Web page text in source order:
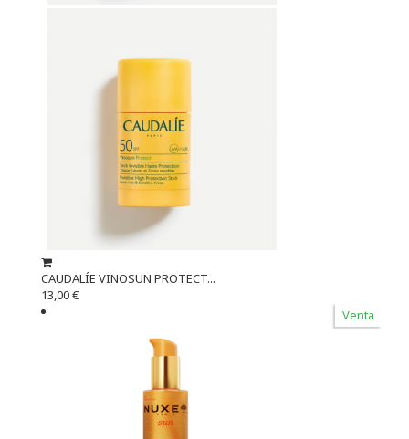
CAUDALÍE VINOSUN PROTECT...
13,00 €
Venta